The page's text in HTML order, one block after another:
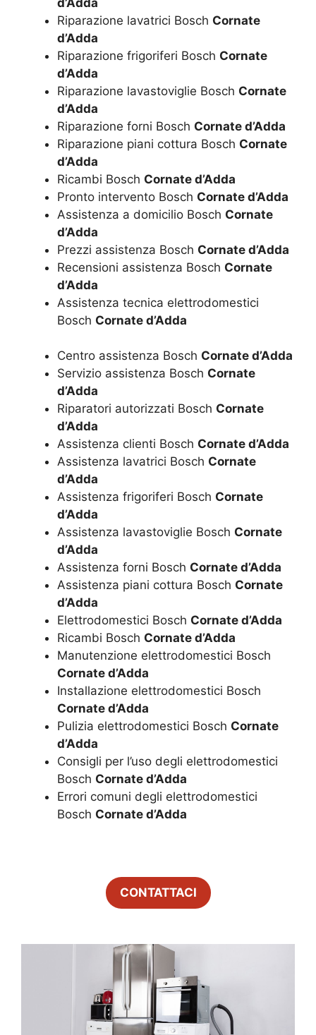
Riparazione lavatrici Bosch Cornate
d’Adda
Riparazione frigoriferi Bosch Cornate
d’Adda
Riparazione lavastoviglie Bosch Cornate
d’Adda
Riparazione forni Bosch Cornate d’Adda
Riparazione piani cottura Bosch Cornate
d’Adda
Ricambi Bosch Cornate d’Adda
Pronto intervento Bosch Cornate d’Adda
Assistenza a domicilio Bosch Cornate
d’Adda
Prezzi assistenza Bosch Cornate d’Adda
Recensioni assistenza Bosch Cornate
d’Adda
Assistenza tecnica elettrodomestici
Bosch Cornate d’Adda
Centro assistenza Bosch Cornate d’Adda
Servizio assistenza Bosch Cornate
d’Adda
Riparatori autorizzati Bosch Cornate
d’Adda
Assistenza clienti Bosch Cornate d’Adda
Assistenza lavatrici Bosch Cornate
d’Adda
Assistenza frigoriferi Bosch Cornate
d’Adda
Assistenza lavastoviglie Bosch Cornate
d’Adda
Assistenza forni Bosch Cornate d’Adda
Assistenza piani cottura Bosch Cornate
d’Adda
Elettrodomestici Bosch Cornate d’Adda
Ricambi Bosch Cornate d’Adda
Manutenzione elettrodomestici Bosch
Cornate d’Adda
Installazione elettrodomestici Bosch
Cornate d’Adda
Pulizia elettrodomestici Bosch Cornate
d’Adda
Consigli per l’uso degli elettrodomestici
Bosch Cornate d’Adda
Errori comuni degli elettrodomestici
Bosch Cornate d’Adda
CONTATTACI